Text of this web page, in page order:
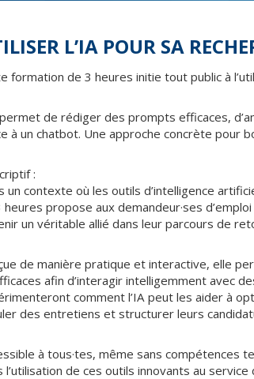
L’IA POUR SA
formation de 3 heures initie tout public à
de rédiger des prompts efficaces,
à un chatbot. Une approche concrète pour
:
un contexte où les outils d’intelligence
heures propose aux demandeur·ses
un véritable allié dans leur parcours de
de manière pratique et interactive, elle
afin d’interagir intelligemment avec
comment l’IA peut les aider à
des entretiens et structurer leurs
à tous·tes, même sans compétences
l’utilisation de ces outils innovants au